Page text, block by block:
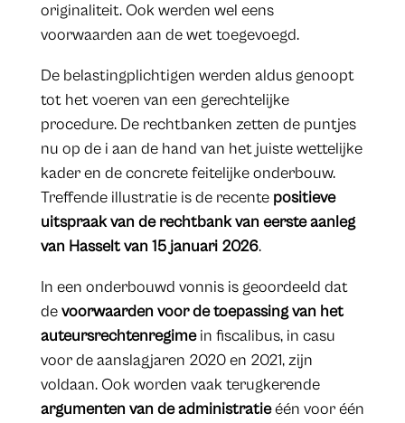
originaliteit. Ook werden wel eens
voorwaarden aan de wet toegevoegd.
De belastingplichtigen werden aldus genoopt
tot het voeren van een gerechtelijke
procedure. De rechtbanken zetten de puntjes
nu op de i aan de hand van het juiste wettelijke
kader en de concrete feitelijke onderbouw.
Treffende illustratie is de recente positieve
uitspraak van de rechtbank van eerste aanleg
van Hasselt van 15 januari 2026.
In een onderbouwd vonnis is geoordeeld dat
devoorwaarden voor de toepassing van het
auteursrechtenregimein fiscalibus, in casu
voor de aanslagjaren 2020 en 2021, zijn
voldaan. Ook worden vaak terugkerende
argumenten van de administratieéén voor één